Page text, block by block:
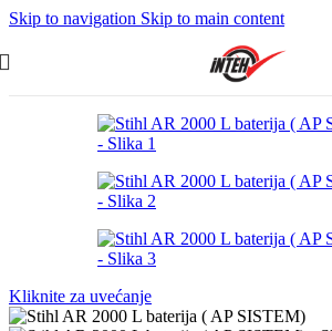
Skip to navigation Skip to main content
Kliknite za uvećanje